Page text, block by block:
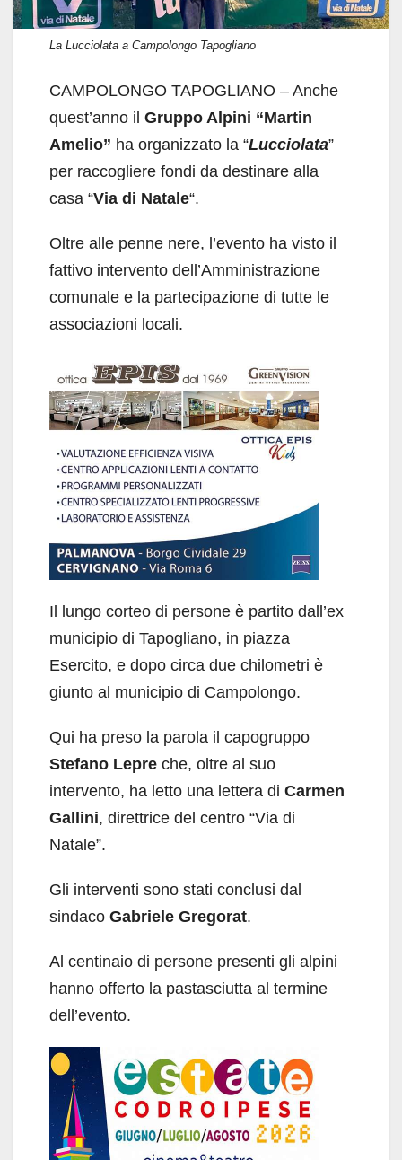
La Lucciolata a Campolongo Tapogliano
CAMPOLONGO TAPOGLIANO – Anche
quest’anno il Gruppo Alpini “Martin
Amelio” ha organizzato la “Lucciolata”
per raccogliere fondi da destinare alla
casa “Via di Natale“.
Oltre alle penne nere, l’evento ha visto il
fattivo intervento dell’Amministrazione
comunale e la partecipazione di tutte le
associazioni locali.
Il lungo corteo di persone è partito dall’ex
municipio di Tapogliano, in piazza
Esercito, e dopo circa due chilometri è
giunto al municipio di Campolongo.
Qui ha preso la parola il capogruppo
Stefano Lepre che, oltre al suo
intervento, ha letto una lettera di Carmen
Gallini, direttrice del centro “Via di
Natale”.
Gli interventi sono stati conclusi dal
sindaco Gabriele Gregorat.
Al centinaio di persone presenti gli alpini
hanno offerto la pastasciutta al termine
dell’evento.